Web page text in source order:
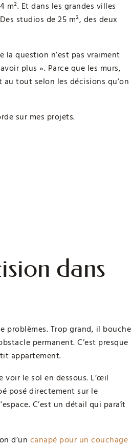
m². Et dans les grandes villes
studios de 25 m², des deux
la question n’est pas vraiment
plus ». Parce que les murs,
tout selon les décisions qu’on
sur mes projets.
dans
problèmes. Trop grand, il bouche
permanent. C’est presque
appartement.
voir le sol en dessous. L’œil
posé directement sur le
C’est un détail qui paraît
d’un canapé pour un couchage